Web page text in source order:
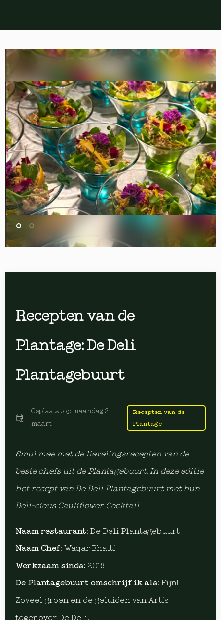
Recepten van de
Plantage: De Deli
Plantagebuurt
Geplaatst op maandag 2
maart
Recepten van de
Plantage
Smul mee met de lievelingsrecepten van de
beste chefs uit de Plantagebuurt. In deze editie
het recept van De Deli Plantagebuurt met hun
Deli-cious Cauliflower Cocktail
Naam restaurant: De Deli Plantagebuurt
Naam Chef: Waqar Bhatti
Werkzaam sinds: 2018
De Plantagebuurt omschrijf ik als: Fijn!
Zoveel groen en de geluiden van Artis
tegenover De Deli.